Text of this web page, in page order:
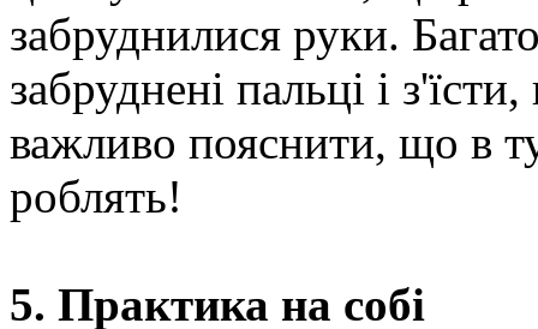
забруднилися руки.
забруднені пальці і
важливо пояснити, що в
роблять!
5. Практика на собі